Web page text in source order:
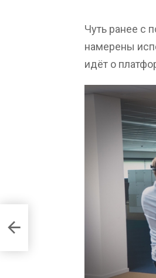
Чуть ранее с
намерены
идёт о